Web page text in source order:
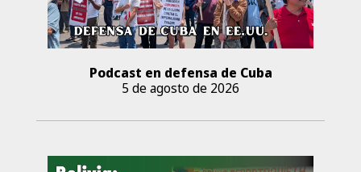
Podcast en defensa de Cuba
5 de agosto de 2026